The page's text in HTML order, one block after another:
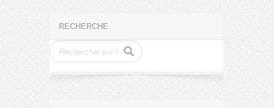
RECHERCHE